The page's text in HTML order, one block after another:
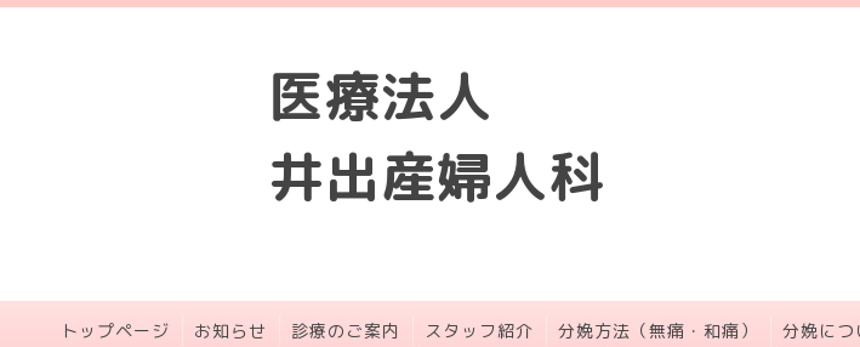
医療法人
井出産婦人科
トップページ お知らせ 診療のご案内 スタッフ紹介 分娩方法（無痛・和痛） 分娩につ